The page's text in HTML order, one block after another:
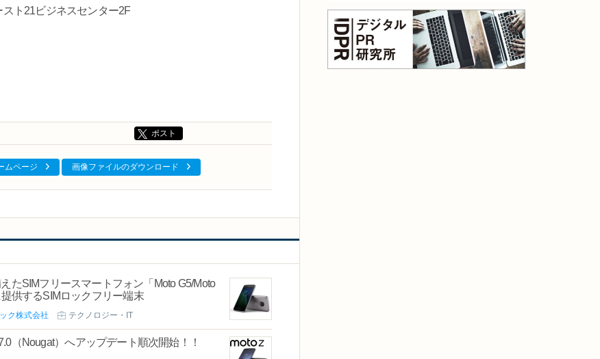
ト21ビジネスセンター2F
ポスト
ムページ 画像ファイルのダウンロード
たSIMフリースマートフォン「Moto G5/Moto
供するSIMロックフリー端末
ク株式会社 テクノロジー・IT
（Nougat）へアップデート順次開始！！